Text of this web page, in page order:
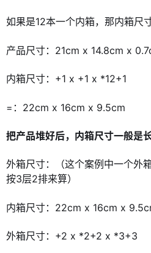
如果是12本一个内箱，那内箱尺
产品尺寸：21cm x 14.8cm x
内箱尺寸：+1 x +1 x *12+1
=：22cm x 16cm x 9.5cm
把产品堆好后，内箱尺寸一般是
外箱尺寸：（这个案例中一个外
按3层2排来算）
内箱尺寸：22cm x 16cm x
外箱尺寸：+2 x *2+2 x *3+3